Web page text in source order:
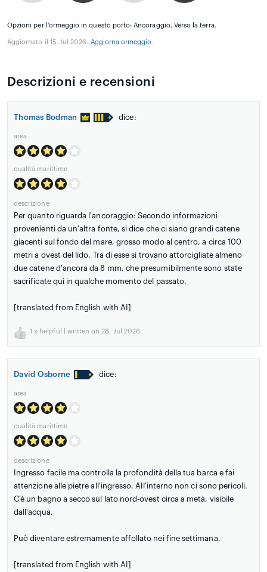
Opzioni per l'ormeggio in questo porto: Ancoraggio, Verso la terra.
Aggiornato il 15. Jul 2026. Aggiorna ormeggio .
Descrizioni e recensioni
Thomas Bodman dice:
area
qualità marittime
descrizione
Per quanto riguarda l'ancoraggio: Secondo informazioni
provenienti da un'altra fonte, si dice che ci siano grandi catene
giacenti sul fondo del mare, grosso modo al centro, a circa 100
metri a ovest del lido. Tra di esse si trovano attorcigliate almeno
due catene d'ancora da 8 mm, che presumibilmente sono state
sacrificate qui in qualche momento del passato.
[translated from English with AI]
1 x helpful | written on 28. Jul 2026
David Osborne dice:
area
qualità marittime
descrizione
Ingresso facile ma controlla la profondità della tua barca e fai
attenzione alle pietre all'ingresso. All'interno non ci sono pericoli.
C'è un bagno a secco sul lato nord-ovest circa a metà, visibile
dall'acqua.
Può diventare estremamente affollato nei fine settimana.
[translated from English with AI]